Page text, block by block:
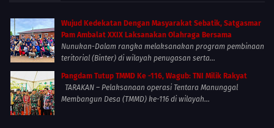
Wujud Kedekatan Dengan Masyarakat Sebatik, Satgasmar
Pam Ambalat XXIX Laksanakan Olahraga Bersama
Nunukan-Dalam rangka melaksanakan program pembinaan
teritorial (Binter) di wilayah penugasan serta...
Pangdam Tutup TMMD Ke -116, Wagub: TNI Milik Rakyat
TARAKAN – Pelaksanaan operasi Tentara Manunggal
Membangun Desa (TMMD) ke-116 di wilayah...